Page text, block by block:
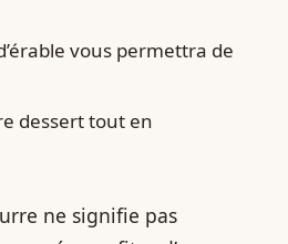
vous permettra de
dessert tout en
ne signifie pas